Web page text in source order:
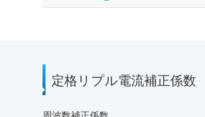
定格リプル電流補正係数